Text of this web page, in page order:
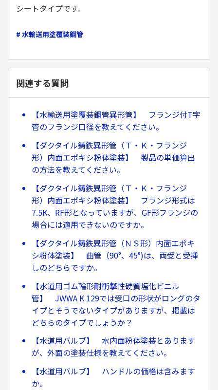
シートタイプです。
# 水輸送用塗覆装鋼管
関連する質問
【水輸送用塗覆装鋼管異形管】 フランジ付T字
管のフランジ口径を教えてください。
【ダクタイル鋳鉄異形管（Ｔ・Ｋ・フランジ
形）内面エポキシ粉体塗装】 製品の単価算出
の方法を教えてください。
【ダクタイル鋳鉄異形管（Ｔ・Ｋ・フランジ
形）内面エポキシ粉体塗装】 フランジ形式は
7.5K、RF形となっていますが、GF形フランジの
場合には適用できないのですか。
【ダクタイル鋳鉄異形管（ＮＳ形）内面エポキ
シ粉体塗装】 曲管（90°、45°)は、両受と受挿
しのどちらですか。
【水道用ゴム輪形耐衝撃性硬質塩化ビニル
管】 JWWA K 129では受口の形状がロングのタ
イプとそうでないタイプがありますが、掲載は
どちらのタイプでしょうか？
【水道用バルブ】 水内面粉体塗装とあります
が、外面の塗装仕様を教えてください。
【水道用バルブ】 ハンドルの価格は含みます
か。